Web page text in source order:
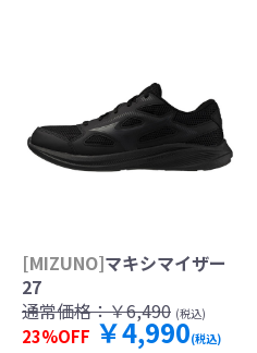
[MIZUNO]マキシマイザー
27
通常価格：￥6,490 (税込)
23%OFF ￥4,990(税込)